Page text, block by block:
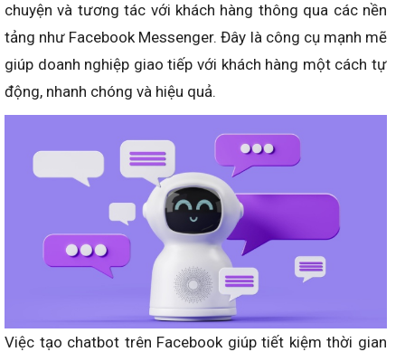
chuyện và tương tác với khách hàng thông qua các nền
tảng như Facebook Messenger. Đây là công cụ mạnh mẽ
giúp doanh nghiệp giao tiếp với khách hàng một cách tự
động, nhanh chóng và hiệu quả.
Việc tạo chatbot trên Facebook giúp tiết kiệm thời gian